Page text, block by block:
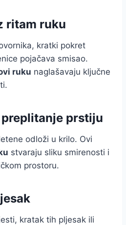
ritam ruku
kratki pokret
pojačava smisao.
ruku naglašavaju ključne
preplitanje prstiju
odloži u krilo. Ovi
stvaraju sliku smirenosti i
prostoru.
kratak tih pljesak ili